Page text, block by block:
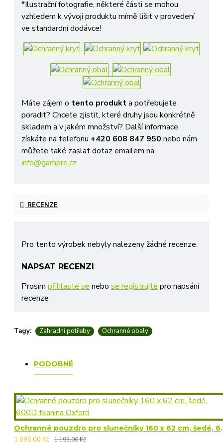
*Ilustrační fotografie, některé části se mohou
vzhledem k vývoji produktu mírně lišit v provedení
ve standardní dodávce!
Máte zájem o tento produkta potřebujete
poradit? Chcete zjistit, které druhy jsou konkrétně
skladem a v jakém množství? Další informace
získáte na telefonu +420 608 847 950 nebo nám
můžete také zaslat dotaz emailem na
info@gampre.cz.
RECENZE
Pro tento výrobek nebyly nalezeny žádné recenze.
NAPSAT RECENZI
Prosím přihlaste se nebo se registrujte pro napsání
recenze
Tagy: Zahradní potřeby Ochranné obaly
PODOBNÉ
Ochranné
1 095,00 Kč
1 195,00 Kč